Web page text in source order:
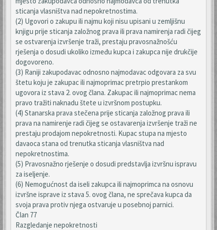
sticanja vlasništva nad nepokretnostima.
(2) Ugovori o zakupu ili najmu koji nisu upisani u zemljišnu
knjigu prije sticanja založnog prava ili prava namirenja radi čijeg
se ostvarenja izvršenje traži, prestaju pravosnažnošću
rješenja o dosudi ukoliko između kupca i zakupca nije drukčije
dogovoreno.
(3) Raniji zakupodavac odnosno najmodavac odgovara za svu
štetu koju je zakupac ili najmoprimac pretrpio prestankom
ugovora iz stava 2. ovog člana. Zakupac ili najmoprimac nema
pravo tražiti naknadu štete u izvršnom postupku.
(4) Stanarska prava stečena prije sticanja založnog prava ili
prava na namirenje radi čijeg se ostavarenja izvršenje traži ne
prestaju prodajom nepokretnosti. Kupac stupa na mjesto
davaoca stana od trenutka sticanja vlasništva nad
nepokretnostima.
(5) Pravosnažno rješenje o dosudi predstavlja izvršnu ispravu
za iseljenje.
(6) Nemogućnost da iseli zakupca ili najmoprimca na osnovu
izvršne isprave iz stava 5. ovog člana, ne sprečava kupca da
svoja prava protiv njega ostvaruje u posebnoj parnici.
Član 77
Razgledanje nepokretnosti